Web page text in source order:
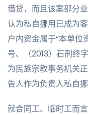
借贷，而且该案部分
认为私自挪用已成为
户内资金属于“本单位
号、（2013）石刑终
为民族宗教事务机关
告人作为负责人私自
就合同工、临时工而